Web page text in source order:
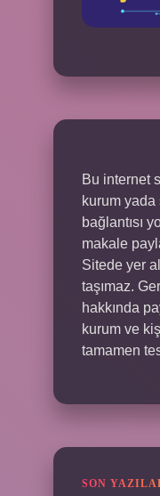
Bu internet
kurum yada
bağlantısı
makale
Sitede yer
taşımaz.
hakkında
kurum ve
tamamen
SON